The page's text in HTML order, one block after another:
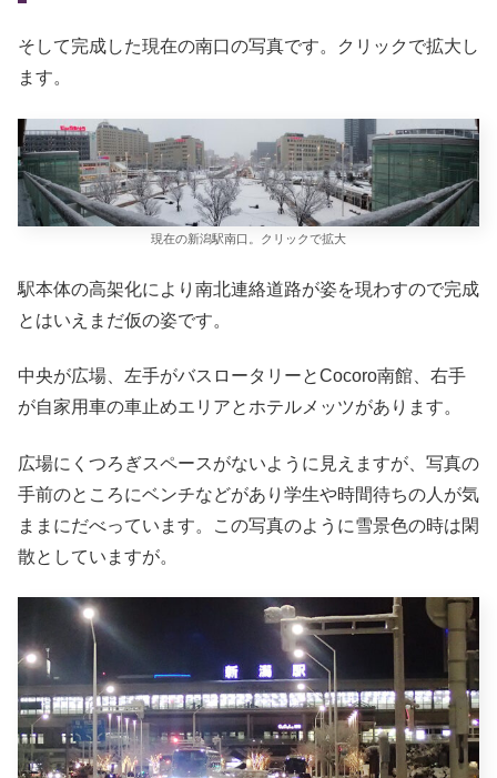
そして完成した現在の南口の写真です。クリックで拡大し
ます。
現在の新潟駅南口。クリックで拡大
駅本体の高架化により南北連絡道路が姿を現わすので完成
とはいえまだ仮の姿です。
中央が広場、左手がバスロータリーとCocoro南館、右手
が自家用車の車止めエリアとホテルメッツがあります。
広場にくつろぎスペースがないように見えますが、写真の
手前のところにベンチなどがあり学生や時間待ちの人が気
ままにだべっています。この写真のように雪景色の時は閑
散としていますが。